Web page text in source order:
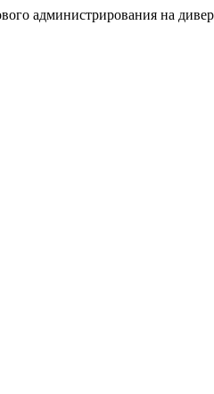
администрирования на